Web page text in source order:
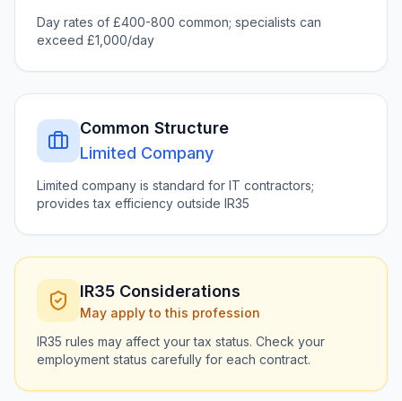
Day rates of £400-800 common; specialists can
exceed £1,000/day
Common Structure
Limited Company
Limited company is standard for IT contractors;
provides tax efficiency outside IR35
IR35 Considerations
May apply to this profession
IR35 rules may affect your tax status. Check your
employment status carefully for each contract.